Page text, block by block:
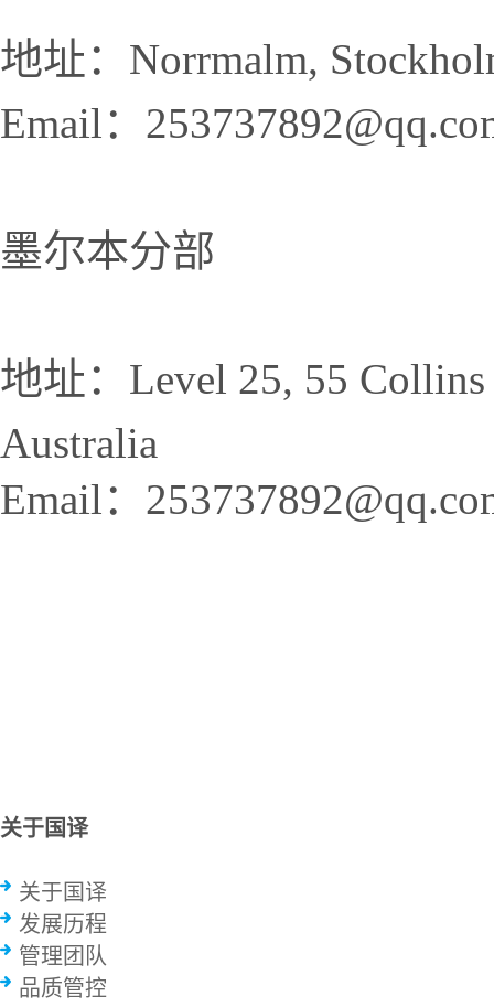
地址：Norrmalm,
Email：
墨尔本分部
地址：Level 25, 55
Australia
Email：
关于国译
关于国译
发展历程
管理团队
品质管控